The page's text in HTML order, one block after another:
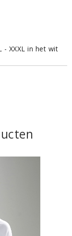
- XXXL in het wit